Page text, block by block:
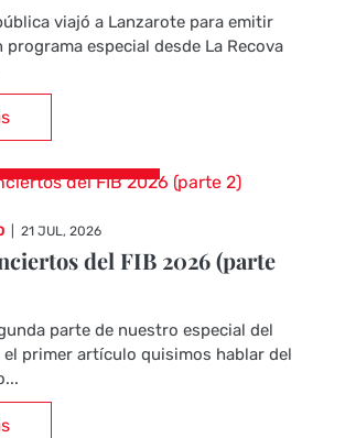
viajó a Lanzarote para emitir
especial desde La Recova
21 JUL, 2026
del FIB 2026 (parte
parte de nuestro especial del
el primer artículo quisimos hablar del